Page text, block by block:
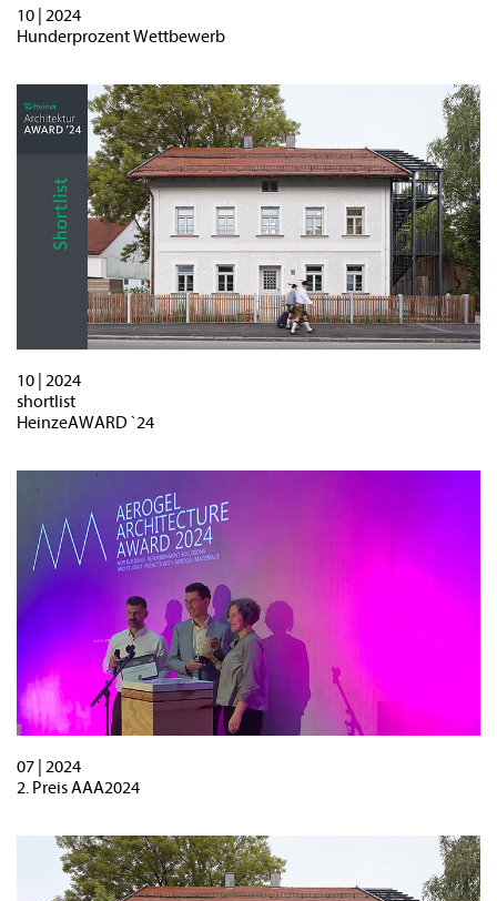
10 | 2024
Hunderprozent Wettbewerb
10 | 2024
shortlist
HeinzeAWARD `24
07 | 2024
2. Preis AAA2024